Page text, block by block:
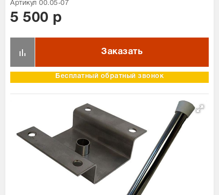
Артикул 00.05-07
5 500 р
Бесплатный обратный звонок